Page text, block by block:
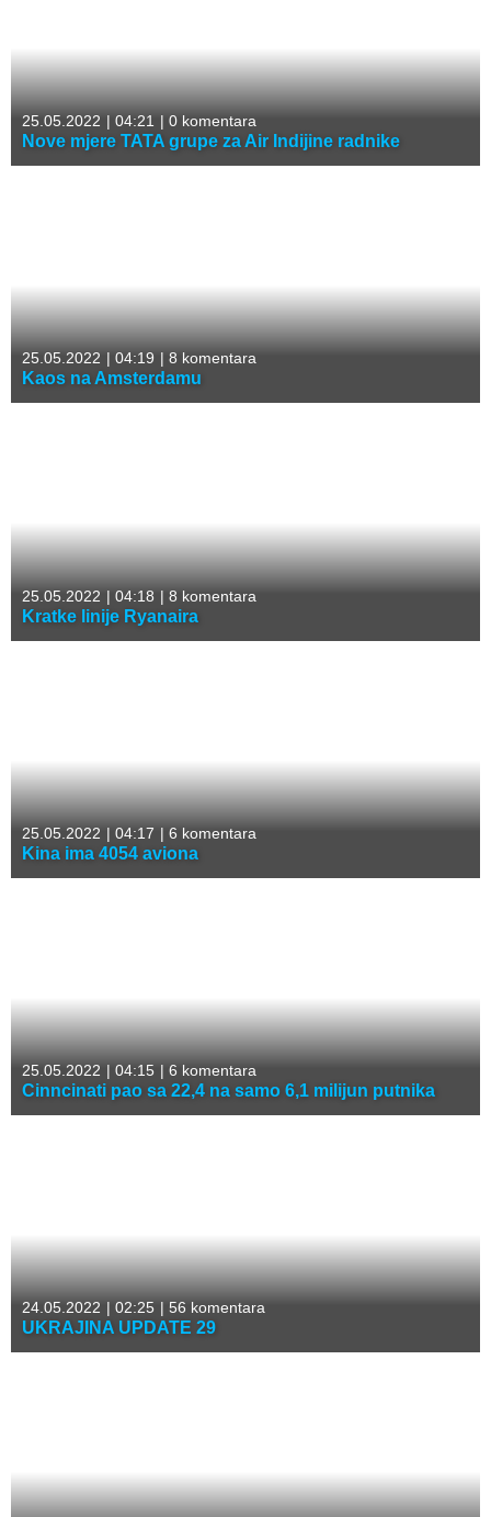
25.05.2022 | 04:21 | 0 komentara
Nove mjere TATA grupe za Air Indijine radnike
25.05.2022 | 04:19 | 8 komentara
Kaos na Amsterdamu
25.05.2022 | 04:18 | 8 komentara
Kratke linije Ryanaira
25.05.2022 | 04:17 | 6 komentara
Kina ima 4054 aviona
25.05.2022 | 04:15 | 6 komentara
Cinncinati pao sa 22,4 na samo 6,1 milijun putnika
24.05.2022 | 02:25 | 56 komentara
UKRAJINA UPDATE 29